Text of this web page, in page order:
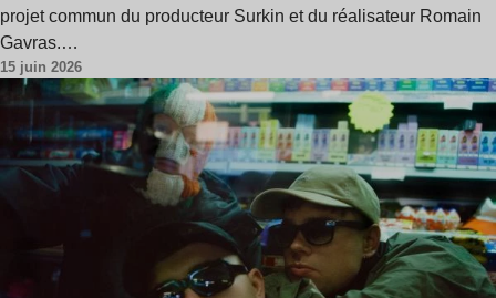
projet commun du producteur Surkin et du réalisateur Romain
Gavras.…
15 juin 2026